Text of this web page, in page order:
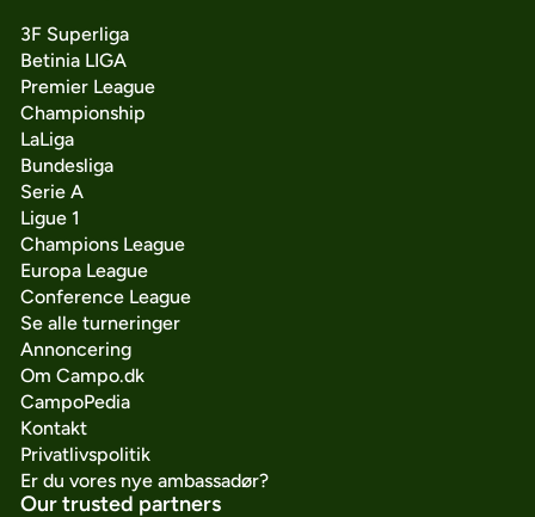
3F Superliga
Betinia LIGA
Premier League
Championship
LaLiga
Bundesliga
Serie A
Ligue 1
Champions League
Europa League
Conference League
Se alle turneringer
Annoncering
Om Campo.dk
CampoPedia
Kontakt
Privatlivspolitik
Er du vores nye ambassadør?
Our trusted partners